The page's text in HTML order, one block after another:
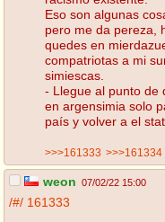
Eso son algunas
pero me da pereza,
quedes en
compatriotas a mi
simiescas.
- Llegue al punto de
en argensimia solo
país y volver a el
>>>161333 >>>161334
weon 07/02/22 15:00
/#/ 161333